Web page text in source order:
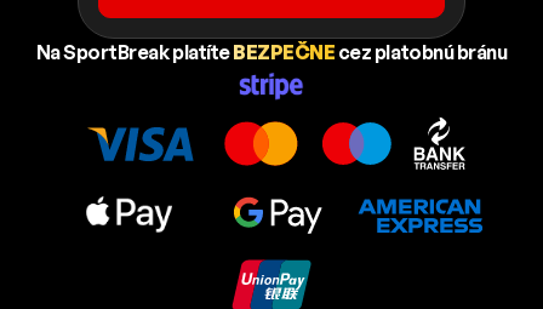
Na SportBreak platíteBEZPEČNE cez platobnú bránu